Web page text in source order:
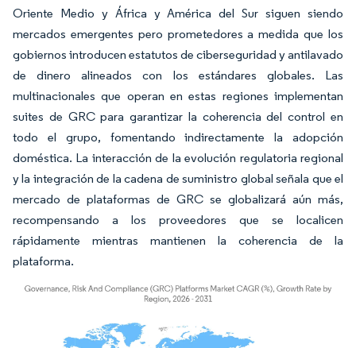
Oriente Medio y África y América del Sur siguen siendo
mercados emergentes pero prometedores a medida que los
gobiernos introducen estatutos de ciberseguridad y antilavado
de dinero alineados con los estándares globales. Las
multinacionales que operan en estas regiones implementan
suites de GRC para garantizar la coherencia del control en
todo el grupo, fomentando indirectamente la adopción
doméstica. La interacción de la evolución regulatoria regional
y la integración de la cadena de suministro global señala que el
mercado de plataformas de GRC se globalizará aún más,
recompensando a los proveedores que se localicen
rápidamente mientras mantienen la coherencia de la
plataforma.